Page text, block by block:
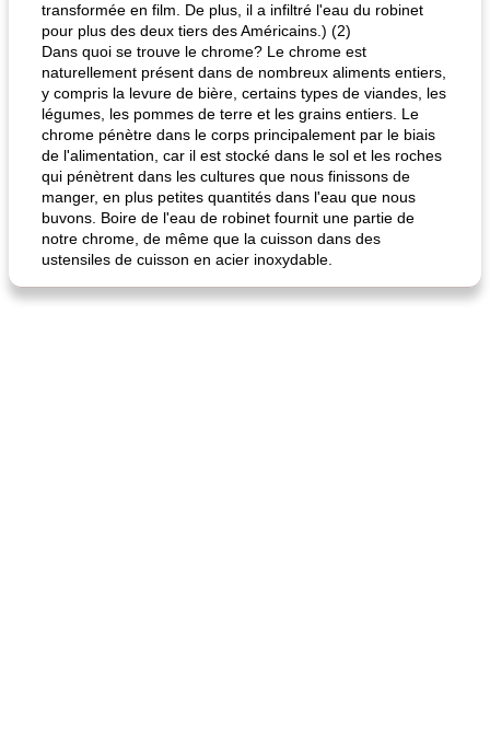
transformée en film. De plus, il a infiltré l'eau du robinet
pour plus des deux tiers des Américains.) (2)
Dans quoi se trouve le chrome? Le chrome est
naturellement présent dans de nombreux aliments entiers,
y compris la levure de bière, certains types de viandes, les
légumes, les pommes de terre et les grains entiers. Le
chrome pénètre dans le corps principalement par le biais
de l'alimentation, car il est stocké dans le sol et les roches
qui pénètrent dans les cultures que nous finissons de
manger, en plus petites quantités dans l'eau que nous
buvons. Boire de l'eau de robinet fournit une partie de
notre chrome, de même que la cuisson dans des
ustensiles de cuisson en acier inoxydable.